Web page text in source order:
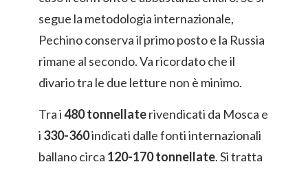
segue la metodologia internazionale,
Pechino conserva il primo posto e la Russia
rimane al secondo. Va ricordato che il
divario tra le due letture non è minimo.
Tra i480 tonnellaterivendicati da Mosca e
i 330-360indicati dalle fonti internazionali
ballano circa 120-170 tonnellate. Si tratta